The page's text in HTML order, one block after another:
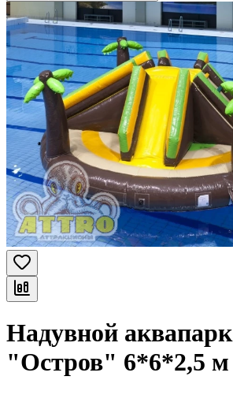
Надувной аквапарк
"Остров" 6*6*2,5 м